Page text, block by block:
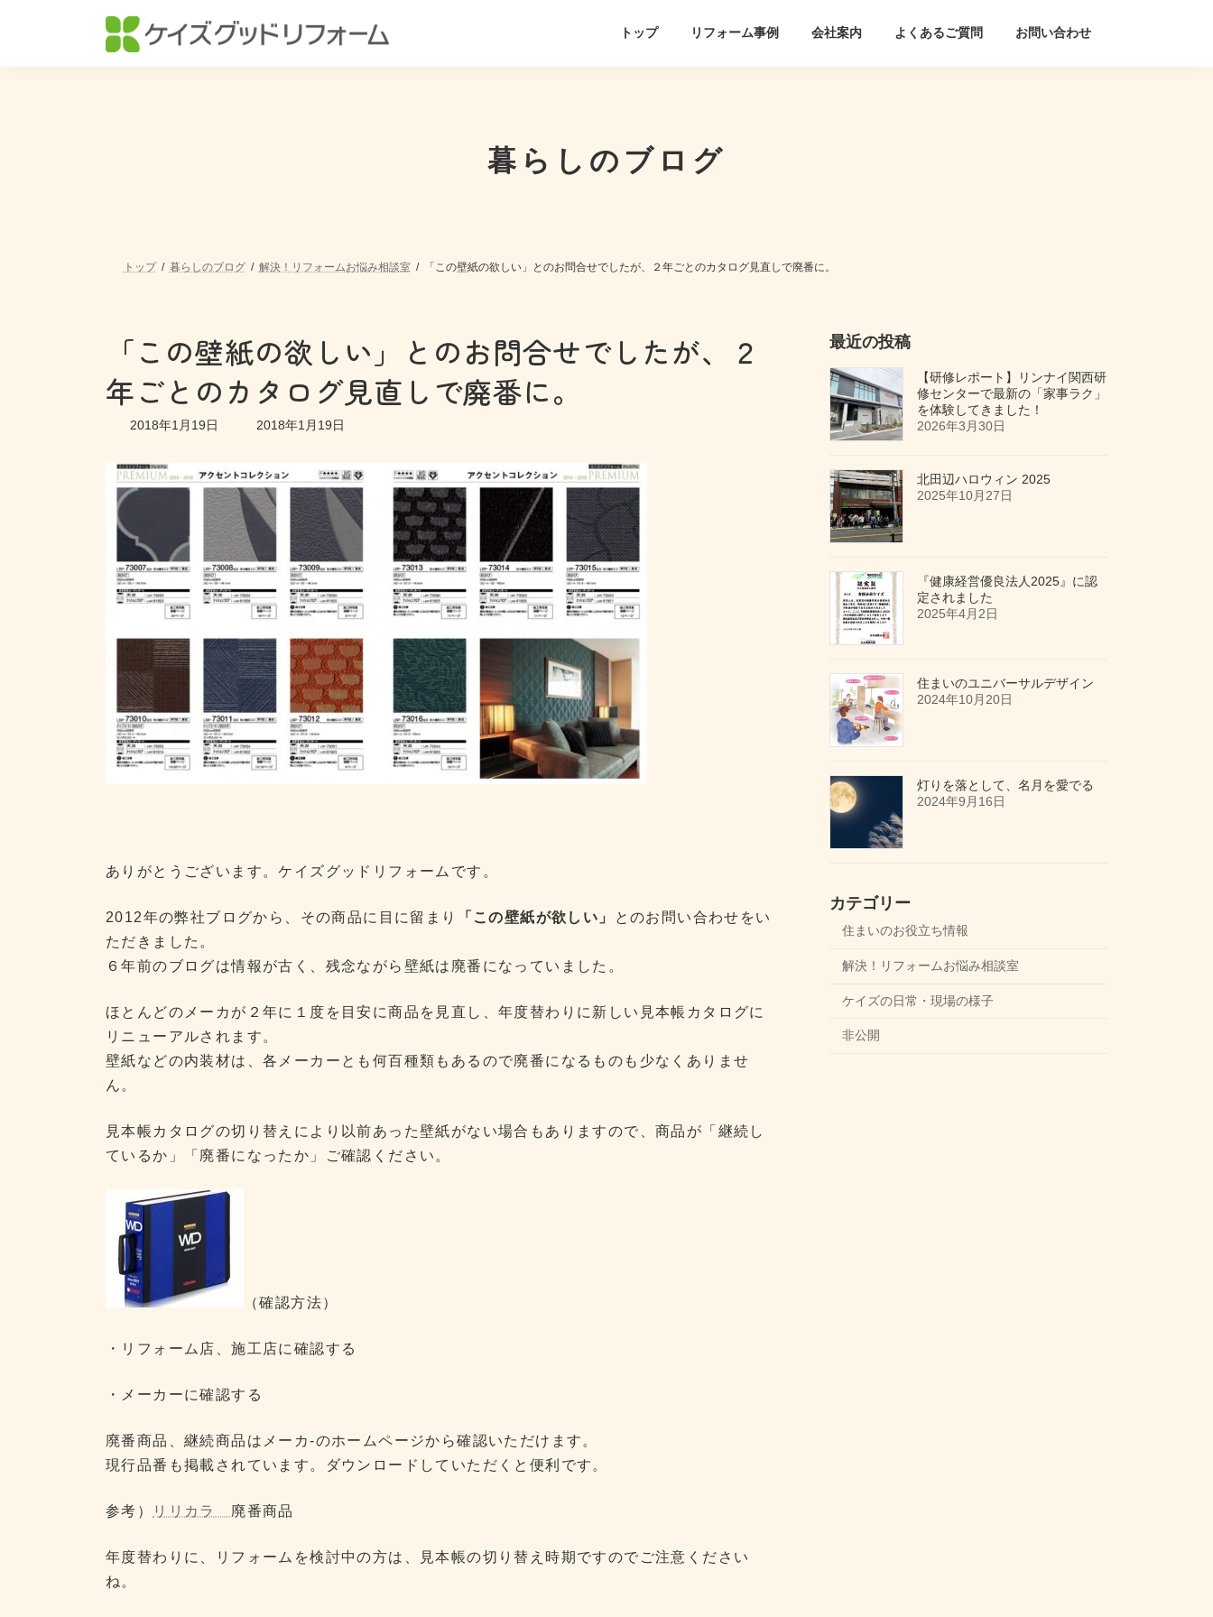
ン
ー
トップ リフォーム事例 会社案内 よくあるご質問 お問い合わせ
暮らしのブログ
トップ 暮らしのブログ 解決！リフォームお悩み相談室 「この壁紙の欲しい」とのお問合せでしたが、２年ごとのカタログ見直しで廃番に。
「この壁紙の欲しい」とのお問合せでしたが、２
年ごとのカタログ見直しで廃番に。
2018年1月19日
最
新
日
時
2018年1月19日
ありがとうございます。ケイズグッドリフォームです。
2012年の弊社ブログから、その商品に目に留まり 「この壁紙が欲しい」
とのお問い合わせをい
ただきました。
６年前のブログは情報が古く、残念ながら壁紙は廃番になっていました。
ほとんどのメーカが２年に１度を目安に商品を見直し、年度替わりに新しい見本帳カタログに
リニューアルされます。
壁紙などの内装材は、各メーカーとも何百種類もあるので廃番になるものも少なくありませ
ん。
見本帳カタログの切り替えにより以前あった壁紙がない場合もありますので、商品が「継続し
ているか」「廃番になったか」ご確認ください。
（確認方法）
・リフォーム店、施工店に確認する
・メーカーに確認する
廃番商品、継続商品はメーカ-のホームページから確認いただけます。
現行品番も掲載されています。ダウンロードしていただくと便利です。
参考） リリカラ 廃番商品
年度替わりに、リフォームを検討中の方は、見本帳の切り替え時期ですのでご注意ください
ね。
最近の投稿
【研修レポート】リンナイ関西研
修センターで最新の「家事ラク」
を体験してきました！
2026年3月30日
北田辺ハロウィン 2025
2025年10月27日
『健康経営優良法人2025』に認
定されました
2025年4月2日
住まいのユニバーサルデザイン
2024年10月20日
灯りを落として、名月を愛でる
2024年9月16日
カテゴリー
住まいのお役立ち情報
解決！リフォームお悩み相談室
ケイズの日常・現場の様子
非公開